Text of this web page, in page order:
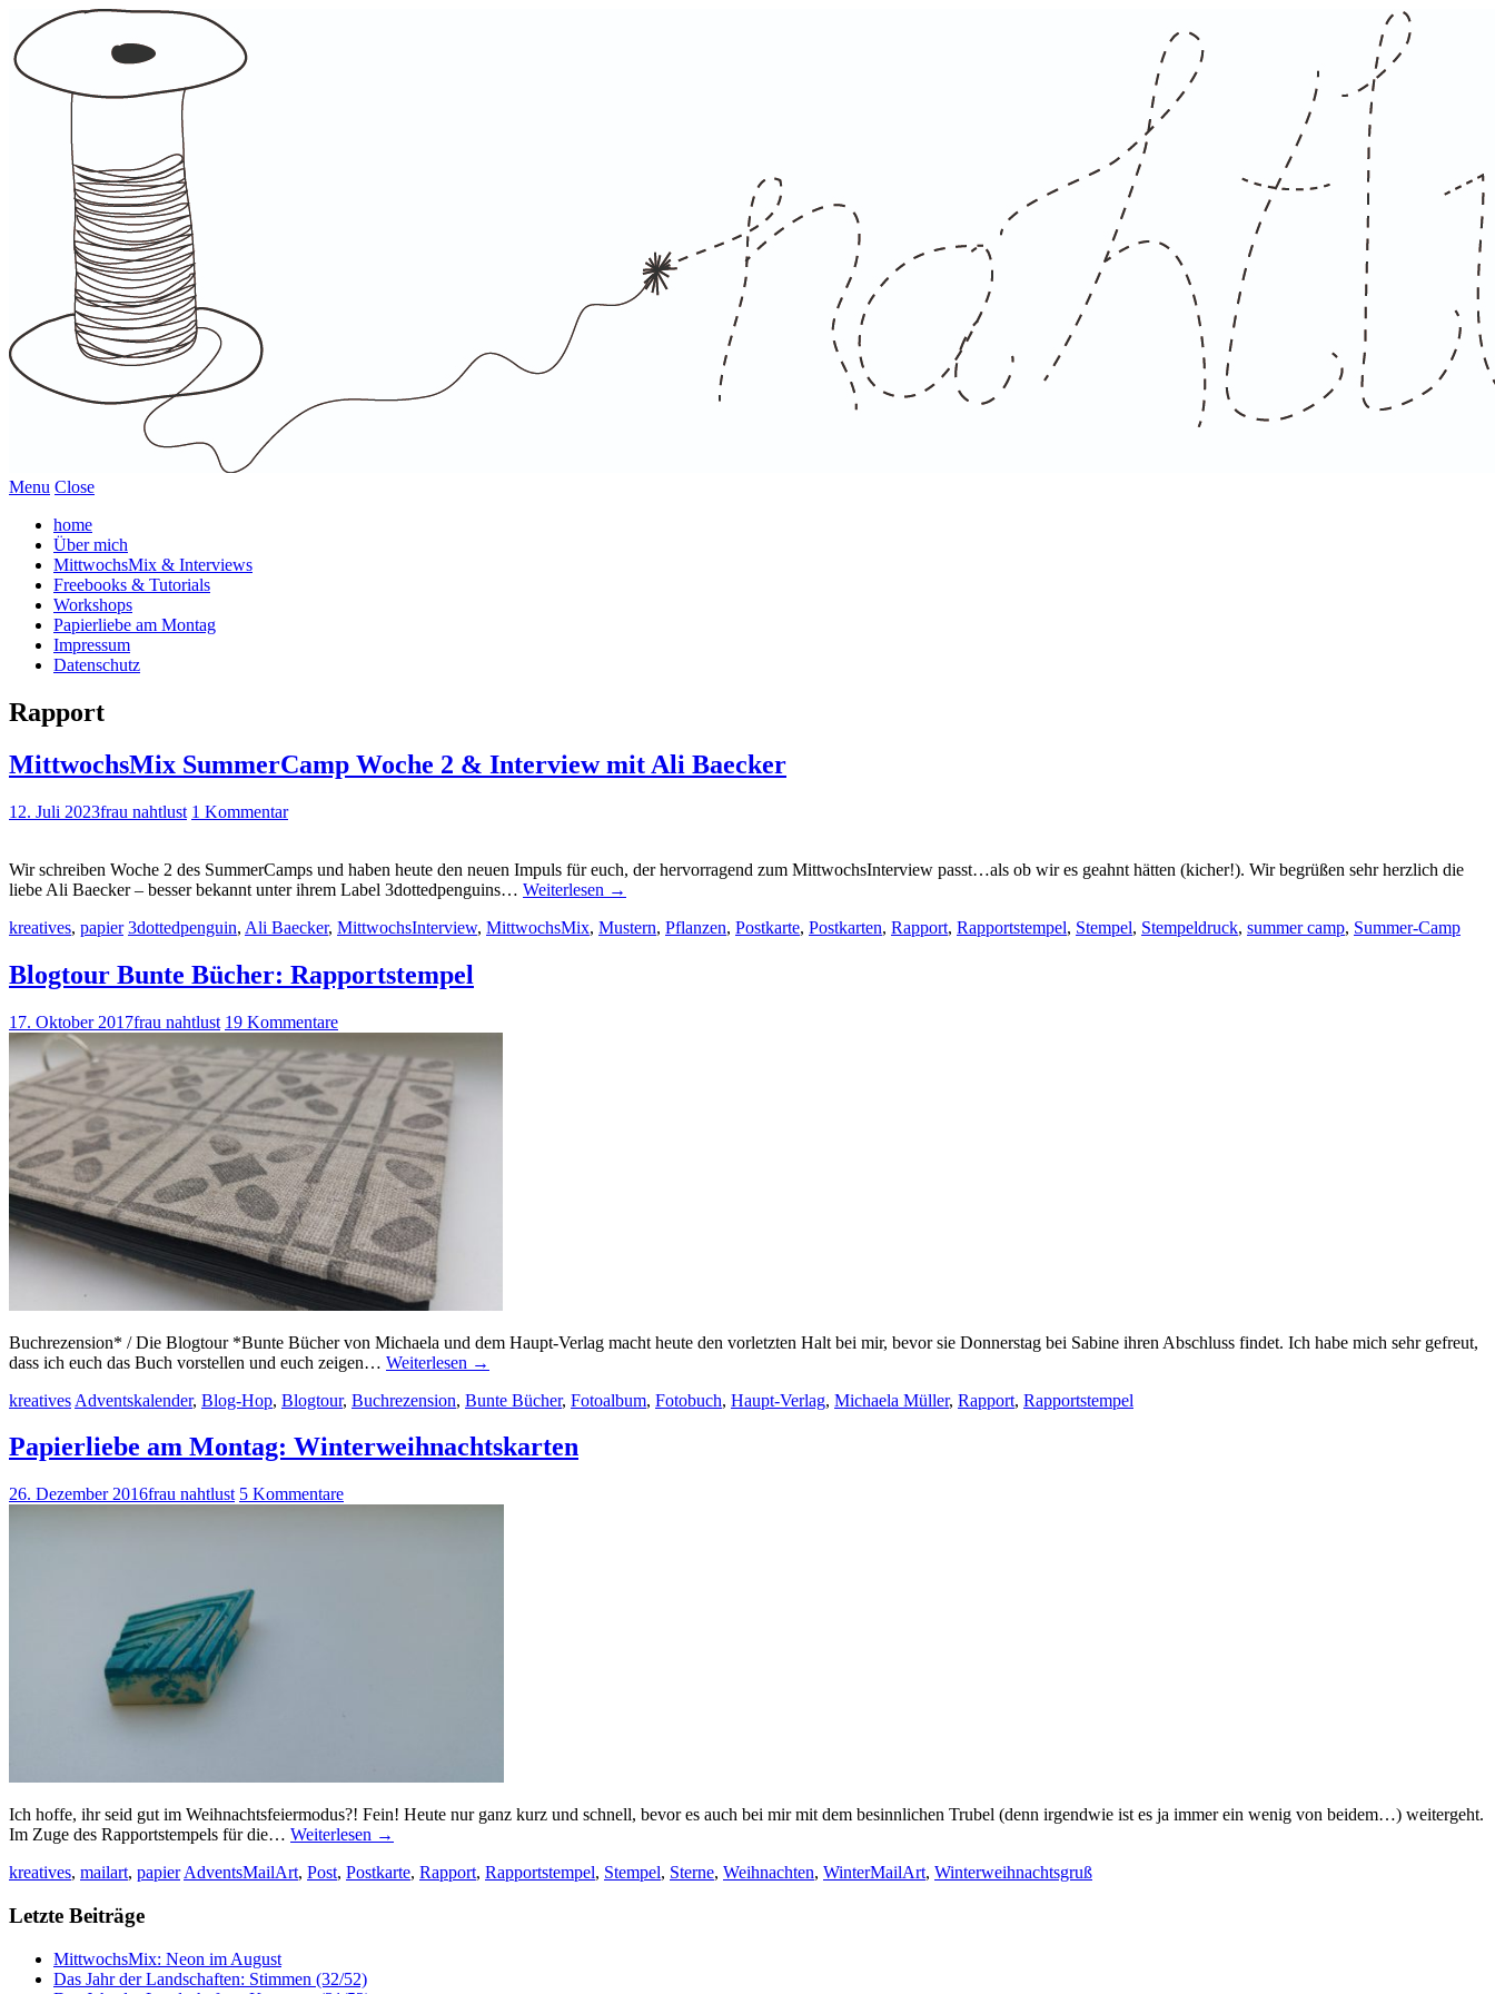
Menu Close
home
Über mich
MittwochsMix & Interviews
Freebooks & Tutorials
Workshops
Papierliebe am Montag
Impressum
Datenschutz
Rapport
MittwochsMix SummerCamp Woche 2 & Interview mit Ali Baecker
12. Juli 2023frau nahtlust 1 Kommentar
Wir schreiben Woche 2 des SummerCamps und haben heute den neuen Impuls für euch, der hervorragend zum MittwochsInterview passt…als ob wir es geahnt hätten (kicher!). Wir begrüßen sehr herzlich die
liebe Ali Baecker – besser bekannt unter ihrem Label 3dottedpenguins… Weiterlesen →
kreatives, papier 3dottedpenguin, Ali Baecker, MittwochsInterview, MittwochsMix, Mustern, Pflanzen, Postkarte, Postkarten, Rapport, Rapportstempel, Stempel, Stempeldruck, summer camp, Summer-Camp
Blogtour Bunte Bücher: Rapportstempel
17. Oktober 2017frau nahtlust 19 Kommentare
Buchrezension* / Die Blogtour *Bunte Bücher von Michaela und dem Haupt-Verlag macht heute den vorletzten Halt bei mir, bevor sie Donnerstag bei Sabine ihren Abschluss findet. Ich habe mich sehr gefreut,
dass ich euch das Buch vorstellen und euch zeigen… Weiterlesen →
kreatives Adventskalender, Blog-Hop, Blogtour, Buchrezension, Bunte Bücher, Fotoalbum, Fotobuch, Haupt-Verlag, Michaela Müller, Rapport, Rapportstempel
Papierliebe am Montag: Winterweihnachtskarten
26. Dezember 2016frau nahtlust 5 Kommentare
Ich hoffe, ihr seid gut im Weihnachtsfeiermodus?! Fein! Heute nur ganz kurz und schnell, bevor es auch bei mir mit dem besinnlichen Trubel (denn irgendwie ist es ja immer ein wenig von beidem…) weitergeht.
Im Zuge des Rapportstempels für die… Weiterlesen →
kreatives, mailart, papier AdventsMailArt, Post, Postkarte, Rapport, Rapportstempel, Stempel, Sterne, Weihnachten, WinterMailArt, Winterweihnachtsgruß
Letzte Beiträge
MittwochsMix: Neon im August
Das Jahr der Landschaften: Stimmen (32/52)